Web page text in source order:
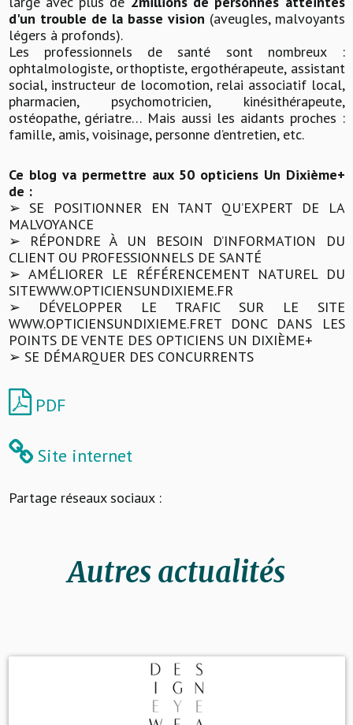
d'un trouble de la basse vision (aveugles, malvoyants
légers à profonds).
Les professionnels de santé sont nombreux :
ophtalmologiste, orthoptiste, ergothérapeute, assistant
social, instructeur de locomotion, relai associatif local,
pharmacien, psychomotricien, kinésithérapeute,
ostéopathe, gériatre… Mais aussi les aidants proches :
famille, amis, voisinage, personne d’entretien, etc.
Ce blog va permettre aux 50 opticiens Un Dixième+
de :
➢ SE POSITIONNER EN TANT QU’EXPERT DE LA
MALVOYANCE
➢ RÉPONDRE À UN BESOIN D’INFORMATION DU
CLIENT OU PROFESSIONNELS DE SANTÉ
➢ AMÉLIORER LE RÉFÉRENCEMENT NATUREL DU
SITEWWW.OPTICIENSUNDIXIEME.FR
➢ DÉVELOPPER LE TRAFIC SUR LE SITE
WWW.OPTICIENSUNDIXIEME.FRET DONC DANS LES
POINTS DE VENTE DES OPTICIENS UN DIXIÈME+
➢ SE DÉMARQUER DES CONCURRENTS
PDF
Site internet
Partage réseaux sociaux :
Autres actualités